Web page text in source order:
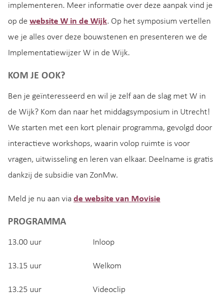
implementeren. Meer informatie over deze aanpak vind je
op de website W in de Wijk. Op het symposium vertellen
we je alles over deze bouwstenen en presenteren we de
Implementatiewijzer W in de Wijk.
KOM JE OOK?
Ben je geïnteresseerd en wil je zelf aan de slag met W in
de Wijk? Kom dan naar het middagsymposium in Utrecht!
We starten met een kort plenair programma, gevolgd door
interactieve workshops, waarin volop ruimte is voor
vragen, uitwisseling en leren van elkaar. Deelname is gratis
dankzij de subsidie van ZonMw.
Meld je nu aan via de website van Movisie
PROGRAMMA
13.00 uur Inloop
13.15 uur Welkom
13.25 uur Videoclip